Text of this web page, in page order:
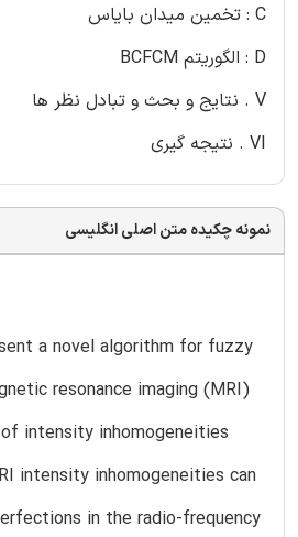
C : تخمین میدان بایاس
D : الگوریتم BCFCM
V . نتایج و بحث و تبادل نظر ها
VI . نتیجه گیری
نمونه چکیده متن اصلی انگلیسی
a novel algorithm for fuzzy
resonance imaging (MRI)
intensity inhomogeneities
intensity inhomogeneities can
in the radio-frequency